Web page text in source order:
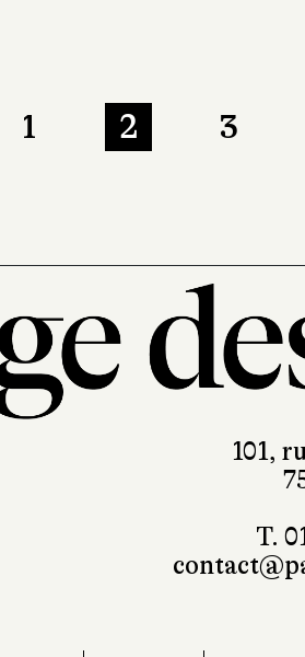
1 2 3
101,
T.